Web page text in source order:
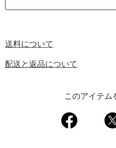
送料について
配送と返品について
このアイテム